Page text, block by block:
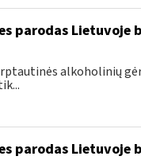
parodas Lietuvoje
alkoholinių
parodas Lietuvoje